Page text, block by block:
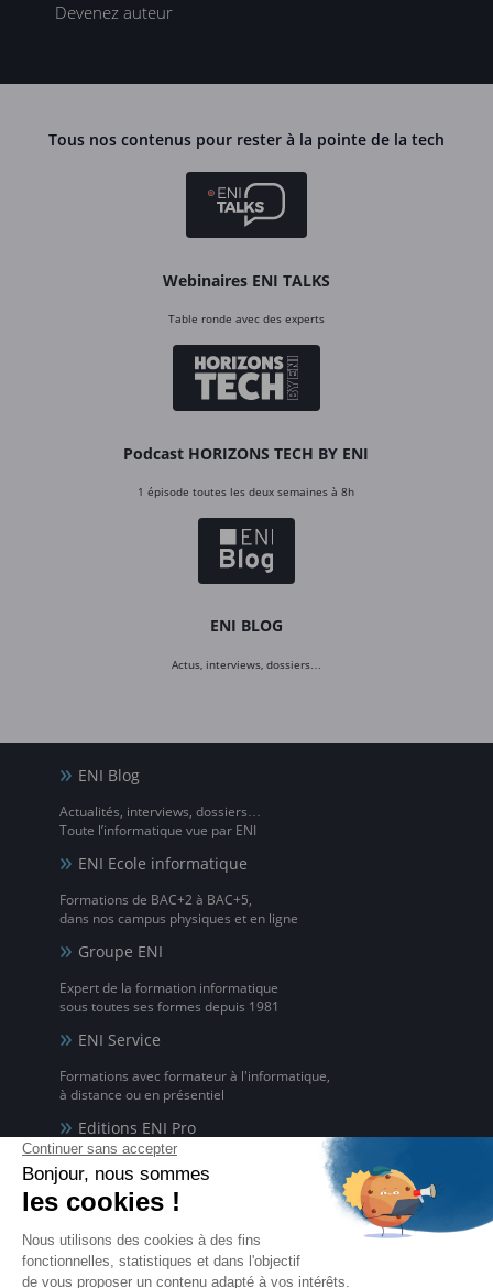
Devenez auteur
Tous nos contenus pour rester à la pointe de la tech
Webinaires ENI TALKS
Table ronde avec des experts
Podcast HORIZONS TECH BY ENI
1 épisode toutes les deux semaines à 8h
ENI BLOG
Actus, interviews, dossiers…
ENI Blog
Actualités, interviews, dossiers…
Toute l’informatique vue par ENI
ENI Ecole informatique
Formations de BAC+2 à BAC+5,
dans nos campus physiques et en ligne
Groupe ENI
Expert de la formation informatique
sous toutes ses formes depuis 1981
ENI Service
Formations avec formateur à l'informatique,
à distance ou en présentiel
Editions ENI Pro
pour les organismes de formation
ENI elearning
La solution de formation à l'informatique en ligne,
disponible en 5 langues